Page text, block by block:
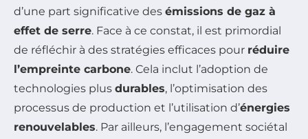
d’une part significative des émissions de gaz à
effet de serre. Face à ce constat, il est primordial
de réfléchir à des stratégies efficaces pour réduire
l’empreinte carbone. Cela inclut l’adoption de
technologies plus durables, l’optimisation des
processus de production et l’utilisation d’énergies
renouvelables. Par ailleurs, l’engagement sociétal